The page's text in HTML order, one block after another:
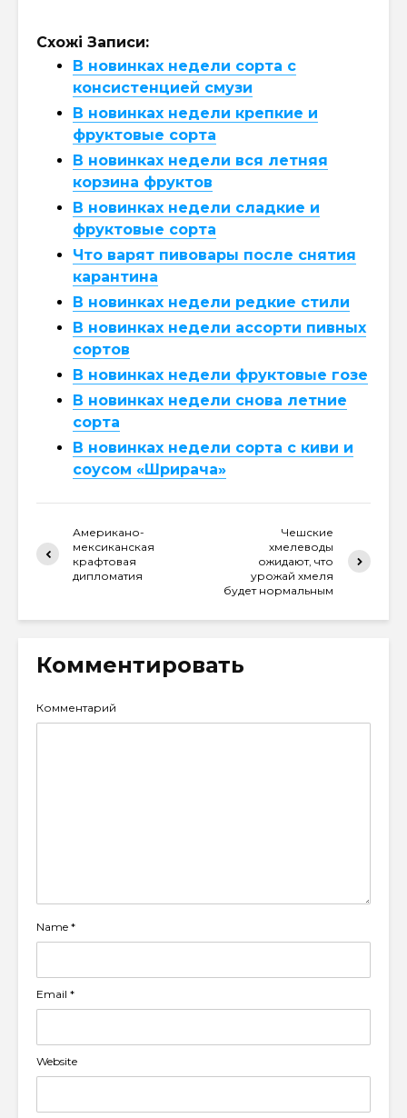
Схожі Записи:
В новинках недели сорта с
консистенцией смузи
В новинках недели крепкие и
фруктовые сорта
В новинках недели вся летняя
корзина фруктов
В новинках недели сладкие и
фруктовые сорта
Что варят пивовары после снятия
карантина
В новинках недели редкие стили
В новинках недели ассорти пивных
сортов
В новинках недели фруктовые гозе
В новинках недели снова летние
сорта
В новинках недели сорта с киви и
соусом «Шрирача»
Американо-
мексиканская
крафтовая
дипломатия
Чешские
хмелеводы
ожидают, что
урожай хмеля
будет нормальным
Комментировать
Комментарий
Name *
Email *
Website